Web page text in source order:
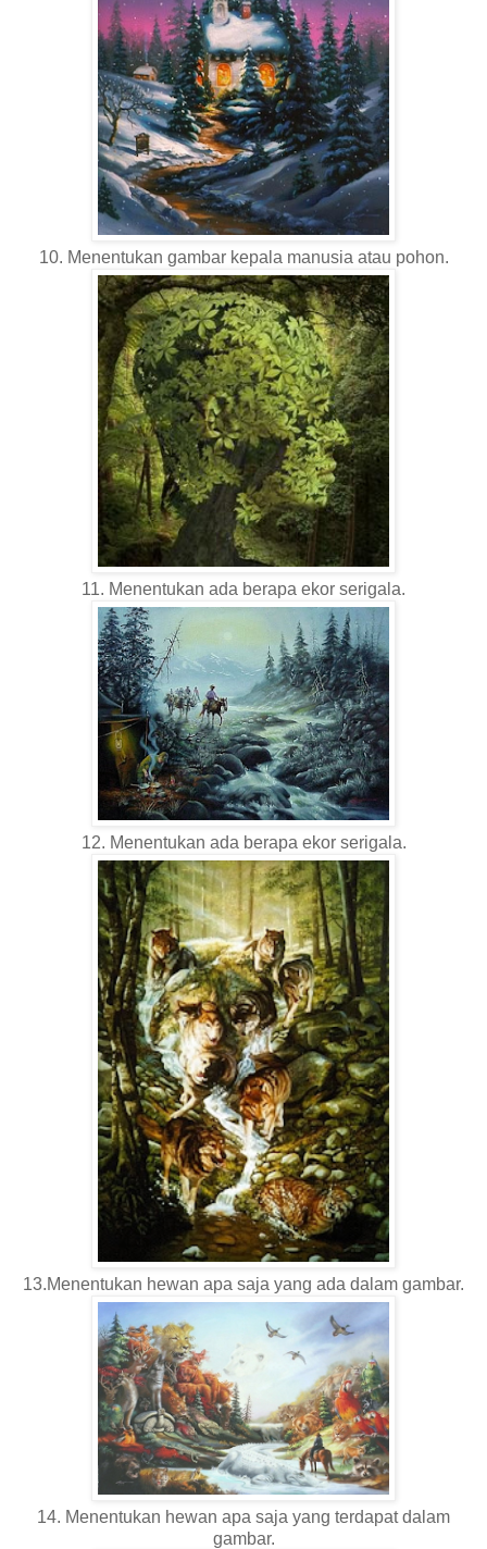
10. Menentukan gambar kepala manusia atau pohon.
11. Menentukan ada berapa ekor serigala.
12. Menentukan ada berapa ekor serigala.
13.Menentukan hewan apa saja yang ada dalam gambar.
14. Menentukan hewan apa saja yang terdapat dalam
gambar.